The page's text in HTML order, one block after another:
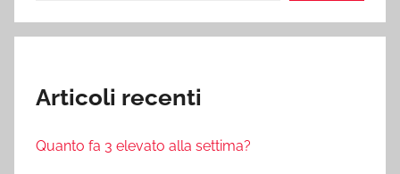
Articoli recenti
Quanto fa 3 elevato alla settima?